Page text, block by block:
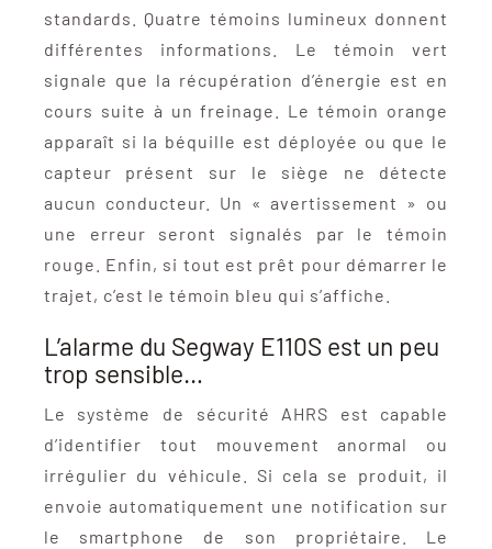
standards. Quatre témoins lumineux donnent
différentes informations. Le témoin vert
signale que la récupération d’énergie est en
cours suite à un freinage. Le témoin orange
apparaît si la béquille est déployée ou que le
capteur présent sur le siège ne détecte
aucun conducteur. Un « avertissement » ou
une erreur seront signalés par le témoin
rouge. Enfin, si tout est prêt pour démarrer le
trajet, c’est le témoin bleu qui s’affiche.
L’alarme du Segway E110S est un peu
trop sensible…
Le système de sécurité AHRS est capable
d’identifier tout mouvement anormal ou
irrégulier du véhicule. Si cela se produit, il
envoie automatiquement une notification sur
le smartphone de son propriétaire. Le